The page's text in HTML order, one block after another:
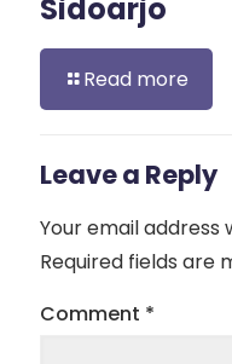
Sidoarjo
Read more
Leave a Reply
Your email address
Required fields are
Comment *